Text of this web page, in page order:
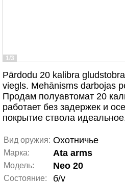
1/3
Pārdodu 20 kalibra
viegls. Mehānisms darbojas
Продам полуавтомат 20
работает без задержек и
покрытие ствола
Вид оружия: Охотничье
Марка: Ata arms
Модель: Neo 20
Состояние: б/у